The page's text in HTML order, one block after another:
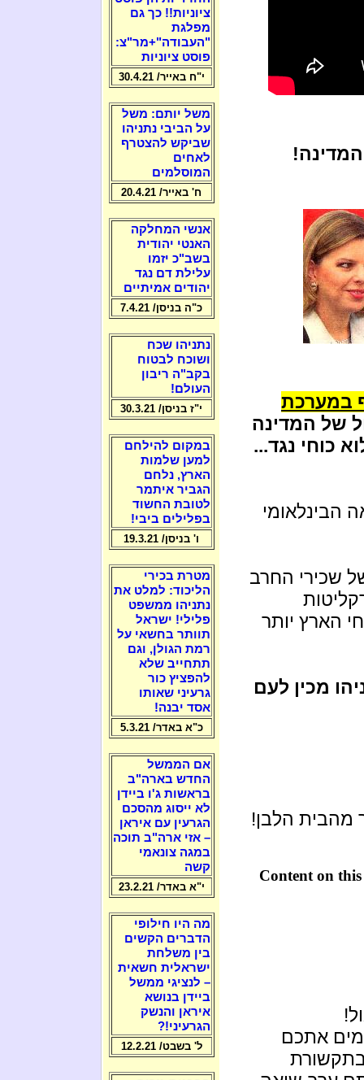
במערכת
של המדינה
כוחי נגד...
הבינלאומי
שכירי החרב
הארץ יותר
מכין לעם
מהבית הלבן!
Content on
אתכם
ציוניות!! כך גם
מפלגת
"העבודה"+מר"צ:
פוסט ציוניות
י"ח באייר/ 30.4.21
משל יותם: משל
על הביבי נתניהו
שביקש להצטרף
לאחים
המוסלמים
ח' באייר/ 20.4.21
אנשי המחלקה
האנטי יהודית
בשב"כ יזמו
עלילת דם נגד
יהודים אמיתיים
כ"ה בניסן/ 7.4.21
נתניהו שכח
ושוכח לבטוח
בקב"ה ריבון
העולם!
י"ז בניסן/ 30.3.21
במקום להילחם
למען שלמות
הארץ, נלחם
הגביר איתמר
לטובת החשוד
בפלילים ביבי!
ו' בניסן/ 19.3.21
מטרת בכירי
הליכוד: למלט את
נתניהו ממשפט
פלילי! ישראל
תוותר בחשאי על
רמת הגולן, וגם
תתחייב שלא
להפציץ כור
גרעיני שאותו
אסד יבנה!
כ"א באדר/ 5.3.21
אם הממשל
החדש בארה"ב
בראשות ג'ו ביידן
לא ייסוג מהסכם
הגרעין עם איראן
– אזי ארה"ב תוכה
במגה צונאמי
קשה
י"א באדר/ 23.2.21
מה היו חילופי
הדברים הקשים
בין משלחת
ישראלית חשאית
– לנציגי ממשל
ביידן בנושא
איראן והנשק
הגרעיני!?
ל' בשבט/ 12.2.21